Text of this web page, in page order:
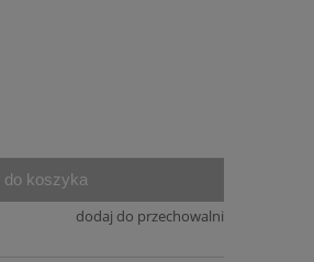
do koszyka
dodaj do przechowalni